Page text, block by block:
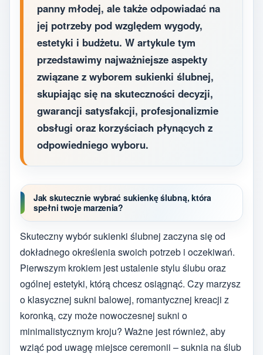
panny młodej, ale także odpowiadać na
jej potrzeby pod względem wygody,
estetyki i budżetu. W artykule tym
przedstawimy najważniejsze aspekty
związane z wyborem sukienki ślubnej,
skupiając się na skuteczności decyzji,
gwarancji satysfakcji, profesjonalizmie
obsługi oraz korzyściach płynących z
odpowiedniego wyboru.
Jak skutecznie wybrać sukienkę ślubną, która
spełni twoje marzenia?
Skuteczny wybór sukienki ślubnej zaczyna się od
dokładnego określenia swoich potrzeb i oczekiwań.
Pierwszym krokiem jest ustalenie stylu ślubu oraz
ogólnej estetyki, którą chcesz osiągnąć. Czy marzysz
o klasycznej sukni balowej, romantycznej kreacji z
koronką, czy może nowoczesnej sukni o
minimalistycznym kroju? Ważne jest również, aby
wziąć pod uwagę miejsce ceremonii – suknia na ślub